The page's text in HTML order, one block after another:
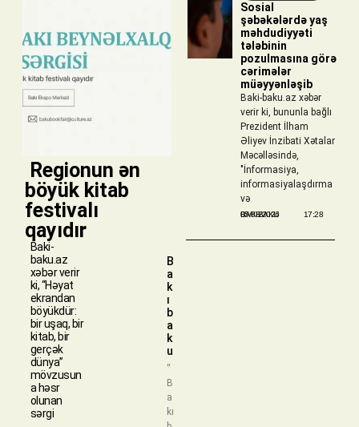
​ Regionun ən
böyük kitab
festivalı
qayıdır
Baki-
baku.az
xəbər verir
ki, “Həyat
ekrandan
böyükdür:
bir uşaq, bir
kitab, bir
gerçək
dünya”
mövzusun
a həsr
olunan
sərgi
B
a
k
ı
b
a
k
u
“
B
a
kı
Sosial
şəbəkələrdə yaş
məhdudiyyəti
tələbinin
pozulmasına görə
cərimələr
müəyyənləşib
Baki-baku.az xəbər
verir ki, bununla bağlı
Prezident İlham
Əliyev İnzibati Xətalar
Məcəlləsində,
"İnformasiya,
informasiyalaşdırma
və
BAKIBAKU
05/08/2026 17:28